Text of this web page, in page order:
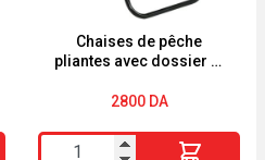
Chaises de pêche
pliantes avec dossier et
2800 DA
quantité